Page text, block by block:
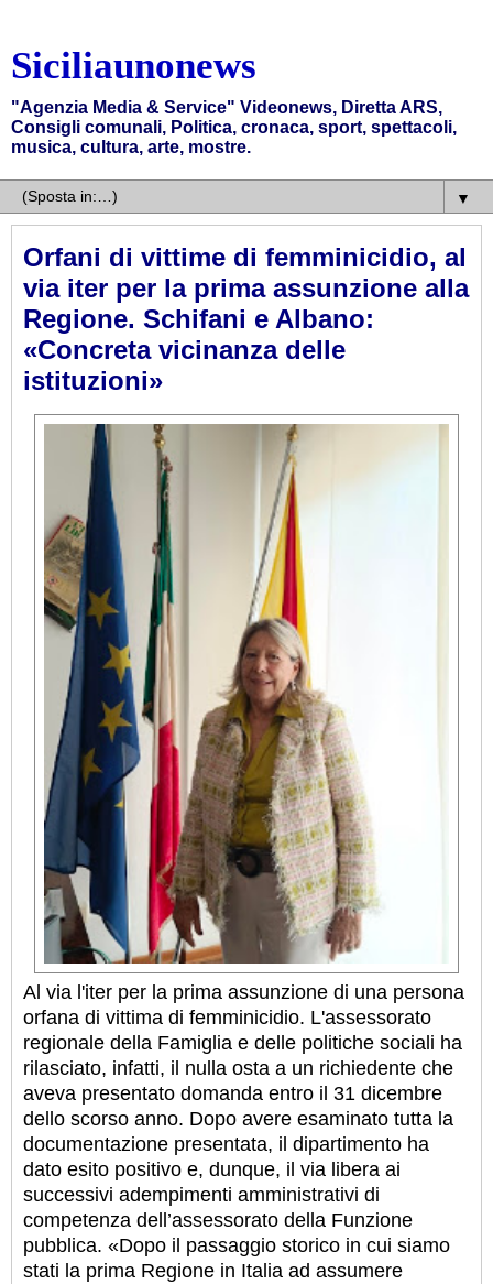
Siciliaunonews
"Agenzia Media & Service" Videonews, Diretta ARS,
Consigli comunali, Politica, cronaca, sport, spettacoli,
musica, cultura, arte, mostre.
▼
Orfani di vittime di femminicidio, al
via iter per la prima assunzione alla
Regione. Schifani e Albano:
«Concreta vicinanza delle
istituzioni»
Al via l'iter per la prima assunzione di una persona
orfana di vittima di femminicidio. L'assessorato
regionale della Famiglia e delle politiche sociali ha
rilasciato, infatti, il nulla osta a un richiedente che
aveva presentato domanda entro il 31 dicembre
dello scorso anno. Dopo avere esaminato tutta la
documentazione presentata, il dipartimento ha
dato esito positivo e, dunque, il via libera ai
successivi adempimenti amministrativi di
competenza dell’assessorato della Funzione
pubblica. «Dopo il passaggio storico in cui siamo
stati la prima Regione in Italia ad assumere